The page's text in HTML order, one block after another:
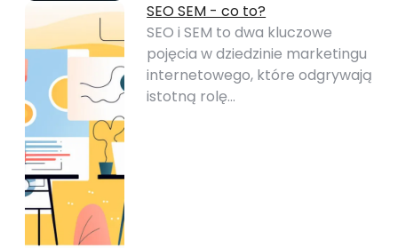
SEO SEM - co to?
SEO i SEM to dwa kluczowe
pojęcia w dziedzinie marketingu
internetowego, które odgrywają
istotną rolę…